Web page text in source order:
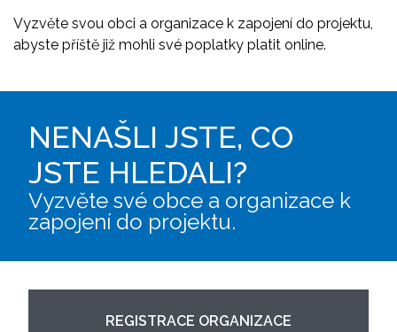
Vyzvěte svou obci a organizace k zapojení do projektu,
abyste příště již mohli své poplatky platit online.
NENAŠLI JSTE, CO
JSTE HLEDALI?
Vyzvěte své obce a organizace k
zapojení do projektu.
REGISTRACE ORGANIZACE